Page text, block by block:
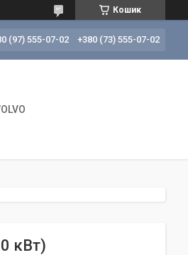
Кошик
(97) 555-07-02 +380 (73) 555-07-02
кВт)